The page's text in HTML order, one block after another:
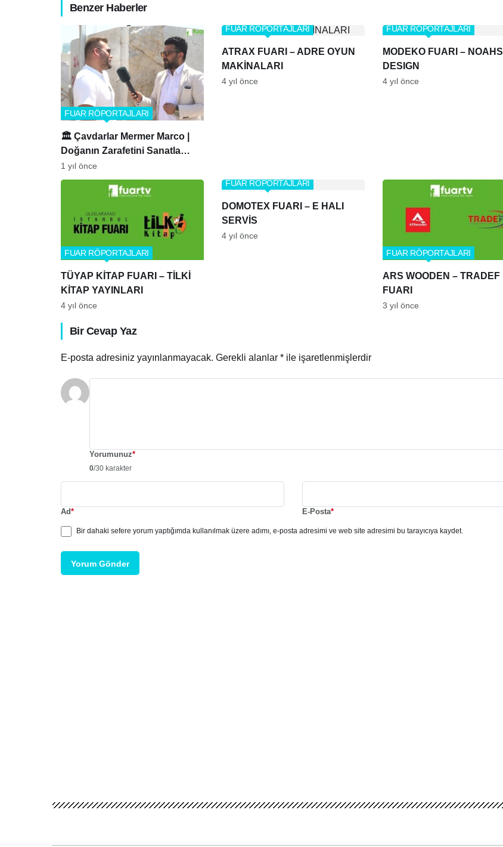
Benzer Haberler
🏛️ Çavdarlar Mermer Marco |
Doğanın Zarafetini Sanatla
Buluşturuyoruz!
FUAR RÖPORTAJLARI
1 yıl önce
ATRAX FUARI – ADRE OYUN
MAKİNALARI
FUAR RÖPORTAJLARI
4 yıl önce
MODEKO FUARI – NOAHS
DESIGN
FUAR RÖPORTAJLARI
4 yıl önce
TÜYAP KİTAP FUARI – TİLKİ
KİTAP YAYINLARI
FUAR RÖPORTAJLARI
4 yıl önce
DOMOTEX FUARI – E HALI
SERVİS
FUAR RÖPORTAJLARI
4 yıl önce
ARS WOODEN – TRADEF
FUARI
FUAR RÖPORTAJLARI
3 yıl önce
Bir Cevap Yaz
E-posta adresiniz yayınlanmayacak. Gerekli alanlar * ile işaretlenmişlerdir
Yorumunuz*
0/30 karakter
Ad* E-Posta*
Bir dahaki sefere yorum yaptığımda kullanılmak üzere adımı, e-posta adresimi ve web site adresimi bu tarayıcıya kaydet.
Yorum Gönder